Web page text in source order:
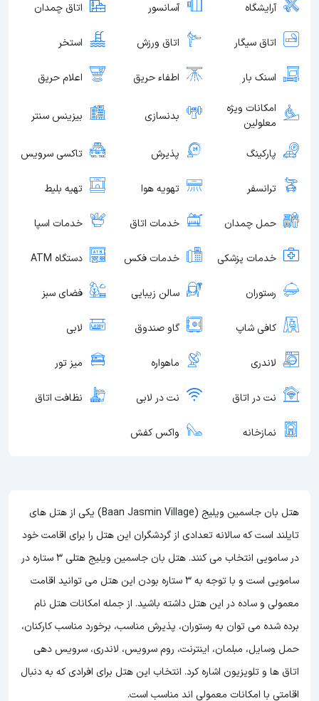
آرایشگاه آسانسور اتاق چمدان
اتاق سیگار اتاق ورزش استخر
اسنک بار اطفاء حریق اعلام حریق
امکانات ویژه
معلولین
بدنسازی بیزینس سنتر
پارکینگ پذیرش تاکسی سرویس
ترانسفر تهویه هوا تهیه بلیط
حمل چمدان خدمات اتاق خدمات اسپا
خدمات پزشکی خدمات فکس دستگاه ATM
رستوران سالن زیبایی فضای سبز
کافی شاپ گاو صندوق لابی
لاندری ماهواره میز تور
نت در اتاق نت در لابی نظافت اتاق
نمازخانه واکس کفش
هتل بان جاسمین ویلیج (Baan Jasmin Village) یکی از هتل های
تایلند است که سالانه تعدادی از گردشگران این هتل را برای اقامت خود
در سامویی انتخاب می کنند. هتل بان جاسمین ویلیج هتلی 3 ستاره در
سامویی است و با توجه به 3 ستاره بودن این هتل
می توانید اقامت
معمولی و ساده در این هتل داشته باشید. از جمله امکانات هتل نام
برده شده می توان به رستوران، پذیرش مناسب، برخورد مناسب کارکنان،
حمل وسایل، مبلمان، اینترنت، روم سرویس، لاندری، سرویس دهی
اتاق ها و تلویزیون اشاره کرد. انتخاب این هتل برای افرادی که به دنبال
اقامتی با امکانات معمولی اند مناسب است.